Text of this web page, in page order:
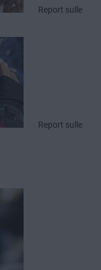
Report sulle
Report sulle